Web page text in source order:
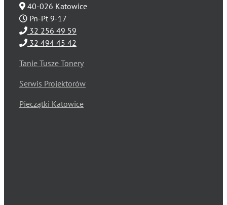
40-026 Katowice
Pn-Pt 9-17
32 256 49 59
32 494 45 42
Tanie Tusze Tonery
Serwis Projektorów
Pieczątki Katowice